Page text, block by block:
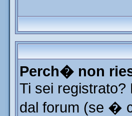
Perch� non
Ti sei registrato?
dal forum (se �